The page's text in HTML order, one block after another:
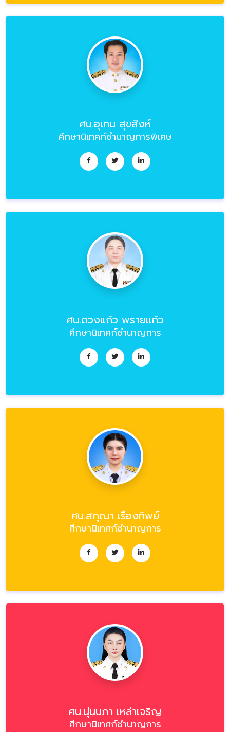
ศน.อุเทน สุขสิงห์
ศึกษานิเทศก์ชำนาญการพิเศษ
ศน.ดวงแก้ว พรายแก้ว
ศึกษานิเทศก์ชำนาญการ
ศน.สกุณา เรืองทิพย์
ศึกษานิเทศก์ชำนาญการ
ศน.นุ่นนภา เหล่าเจริญ
ศึกษานิเทศก์ชำนาญการ